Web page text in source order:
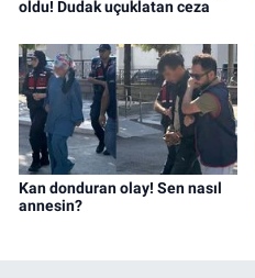
oldu! Dudak uçuklatan ceza
Kan donduran olay! Sen nasıl
annesin?